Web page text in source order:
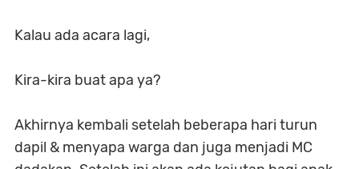
Kalau ada acara lagi,
Kira-kira buat apa ya?
Akhirnya kembali setelah beberapa hari turun
dapil & menyapa warga dan juga menjadi MC